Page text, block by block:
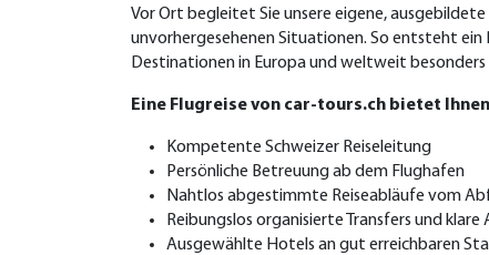
Vor Ort begleitet Sie unsere eigene,
unvorhergesehenen Situationen. So entsteht ein
Destinationen in Europa und weltweit
Eine Flugreise von car-tours.ch bietet
Kompetente Schweizer Reiseleitung
Persönliche Betreuung ab dem Flughafen
Nahtlos abgestimmte Reiseabläufe vom
Reibungslos organisierte Transfers und
Ausgewählte Hotels an gut erreichbaren